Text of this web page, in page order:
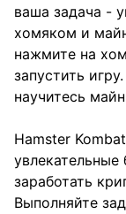
ваша задача -
хомяком и
нажмите на
запустить
научитесь
Hamster
заработать
Выполняйте